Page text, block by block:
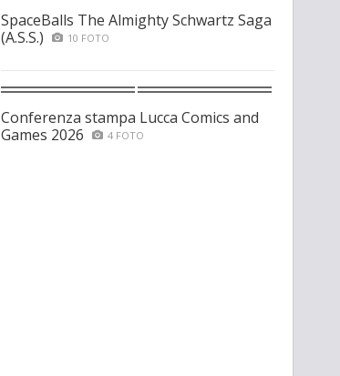
SpaceBalls The Almighty Schwartz Saga
(A.S.S.)
10 FOTO
Conferenza stampa Lucca Comics and
Games 2026
4 FOTO